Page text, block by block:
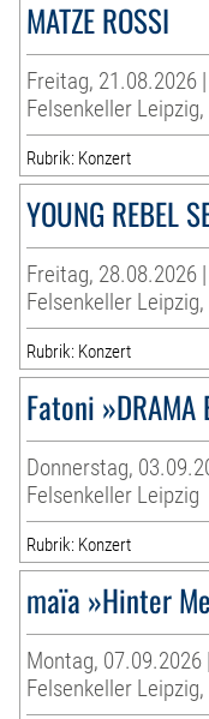
MATZE ROSSI
Freitag, 21.08.2026
Felsenkeller
Rubrik: Konzert
YOUNG REBEL
Freitag, 28.08.2026
Felsenkeller
Rubrik: Konzert
Fatoni »DRAMA
Donnerstag,
Felsenkeller Leipzig
Rubrik: Konzert
maïa »Hinter
Montag, 07.09.2026
Felsenkeller